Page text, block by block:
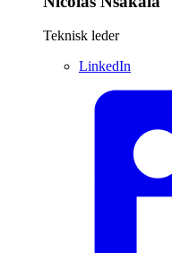
Teknisk leder
LinkedIn